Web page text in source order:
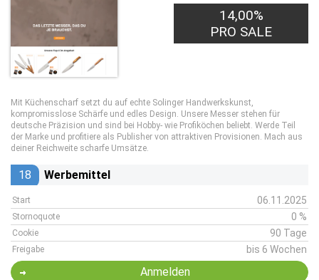
14,00%
PRO SALE
Mit Küchenscharf setzt du auf echte Solinger Handwerkskunst,
kompromisslose Schärfe und edles Design. Unsere Messer stehen für
deutsche Präzision und sind bei Hobby- wie Profiköchen beliebt. Werde Teil
der Marke und profitiere als Publisher von attraktiven Provisionen. Mach aus
deiner Reichweite scharfe Umsätze.
18 Werbemittel
Start 06.11.2025
Stornoquote 0 %
Cookie 90 Tage
Freigabe bis 6 Wochen
Anmelden